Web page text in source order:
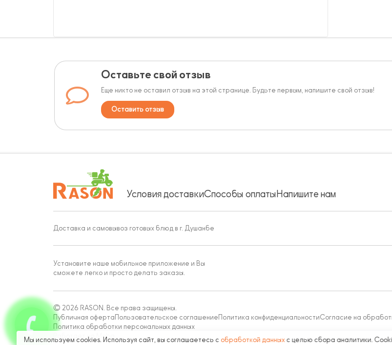
Оставьте свой отзыв
Еще никто не оставил отзыв на этой странице. Будьте первым, напишите свой отзыв!
Оставить отзыв
Условия доставкиСпособы оплатыНапишите нам
Доставка и самовывоз готовых блюд в г. Душанбе
Установите наше мобильное приложение и Вы
сможете легко и просто делать заказы.
© 2026 RASON. Все права защищены.
Публичная оферта Пользовательское соглашение Политика конфиденциальностиСогласие на
Политика обработки персональных данных
Работает на Moba
Мы используем cookies. Используя сайт, вы соглашаетесь с обработкой данных с целью сбора аналитики.